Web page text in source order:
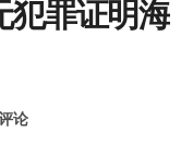
犯罪证明海
论